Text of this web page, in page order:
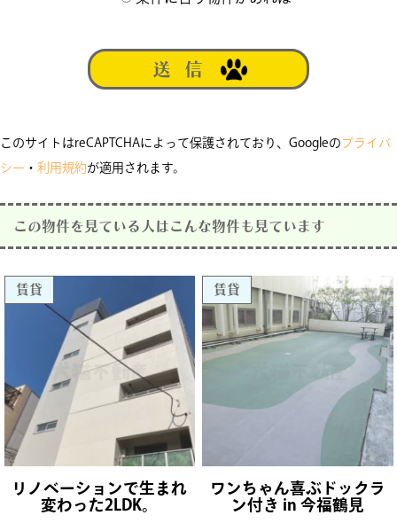
このサイトはreCAPTCHAによって保護されており、Googleのプライバ
シー ・ 利用規約が適用されます。
この物件を見ている人はこんな物件も見ています
賃貸
リノベーションで生まれ
変わった2LDK。
賃貸
ワンちゃん喜ぶドックラ
ン付き in 今福鶴見